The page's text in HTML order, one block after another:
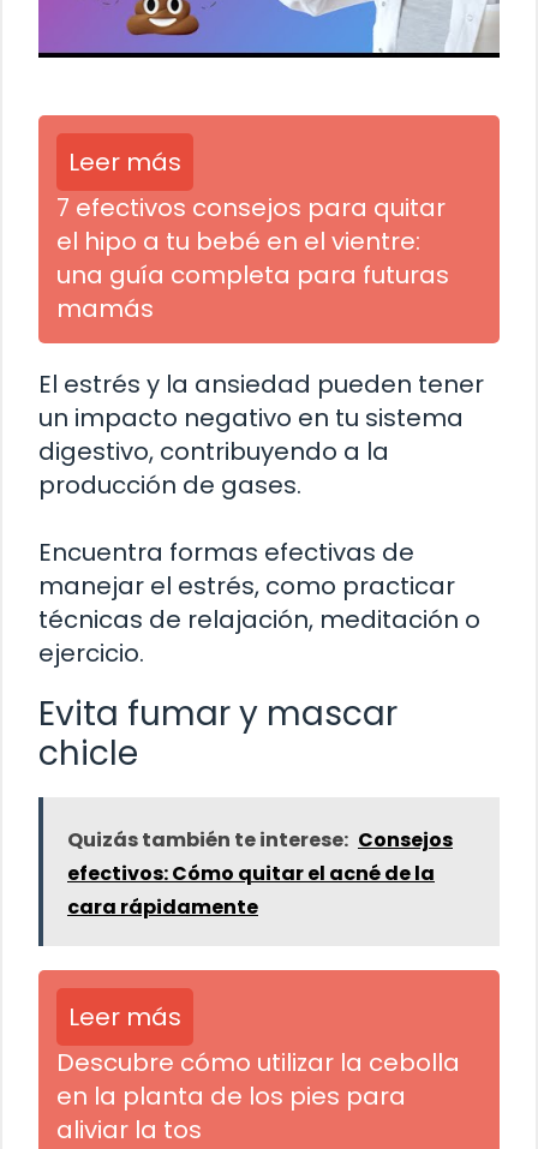
Leer más
7 efectivos consejos para quitar
el hipo a tu bebé en el vientre:
una guía completa para futuras
mamás
El estrés y la ansiedad pueden tener
un impacto negativo en tu sistema
digestivo, contribuyendo a la
producción de gases.
Encuentra formas efectivas de
manejar el estrés, como practicar
técnicas de relajación, meditación o
ejercicio.
Evita fumar y mascar
chicle
Quizás también te interese: Consejos
efectivos: Cómo quitar el acné de la
cara rápidamente
Leer más
Descubre cómo utilizar la cebolla
en la planta de los pies para
aliviar la tos